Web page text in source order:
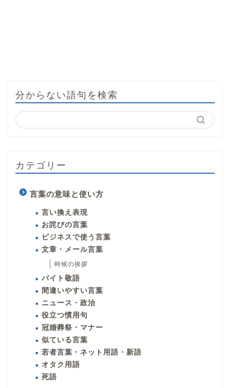
分からない語句を検索
カテゴリー
言葉の意味と使い方
言い換え表現
お詫びの言葉
ビジネスで使う言葉
文章・メール言葉
時候の挨拶
バイト敬語
間違いやすい言葉
ニュース・政治
役立つ慣用句
冠婚葬祭・マナー
似ている言葉
若者言葉・ネット用語・新語
オタク用語
死語